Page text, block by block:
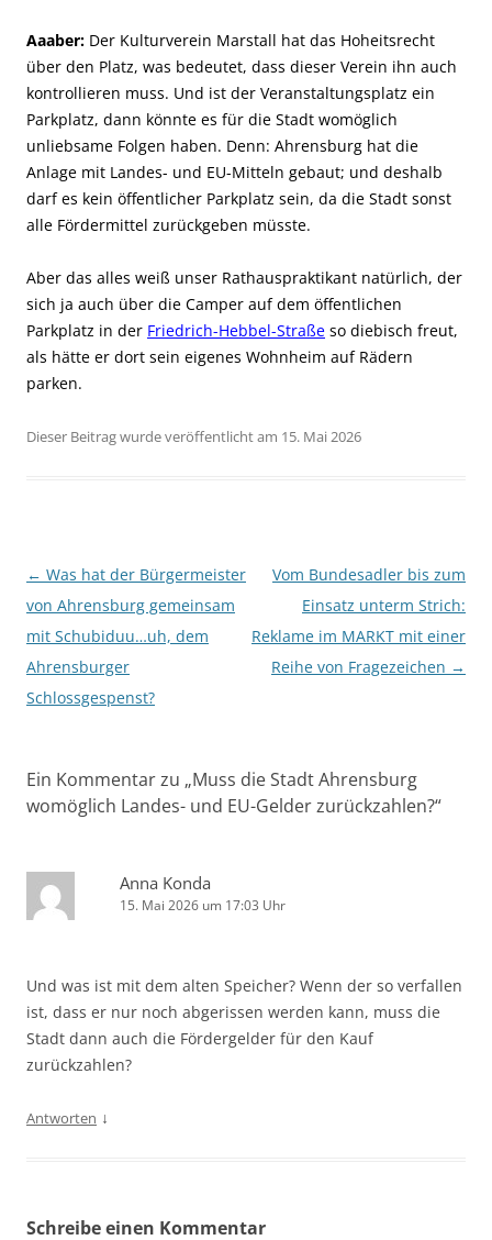
Aaaber: Der Kulturverein Marstall hat das Hoheitsrecht
über den Platz, was bedeutet, dass dieser Verein ihn auch
kontrollieren muss. Und ist der Veranstaltungsplatz ein
Parkplatz, dann könnte es für die Stadt womöglich
unliebsame Folgen haben. Denn: Ahrensburg hat die
Anlage mit Landes- und EU-Mitteln gebaut; und deshalb
darf es kein öffentlicher Parkplatz sein, da die Stadt sonst
alle Fördermittel zurückgeben müsste.
Aber das alles weiß unser Rathauspraktikant natürlich, der
sich ja auch über die Camper auf dem öffentlichen
Parkplatz in der Friedrich-Hebbel-Straße so diebisch freut,
als hätte er dort sein eigenes Wohnheim auf Rädern
parken.
Dieser Beitrag wurde veröffentlicht am 15. Mai 2026
Beitragsnavigation
← Was hat der Bürgermeister
von Ahrensburg gemeinsam
mit Schubiduu…uh, dem
Ahrensburger
Schlossgespenst?
Vom Bundesadler bis zum
Einsatz unterm Strich:
Reklame im MARKT mit einer
Reihe von Fragezeichen →
Ein Kommentar zu „Muss die Stadt Ahrensburg
womöglich Landes- und EU-Gelder zurückzahlen?“
Anna Konda
15. Mai 2026 um 17:03 Uhr
Und was ist mit dem alten Speicher? Wenn der so verfallen
ist, dass er nur noch abgerissen werden kann, muss die
Stadt dann auch die Fördergelder für den Kauf
zurückzahlen?
Antworten ↓
Schreibe einen Kommentar